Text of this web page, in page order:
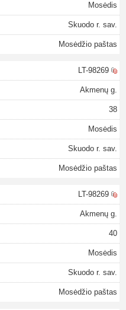
Mosėdis
Skuodo r. sav.
Mosėdžio paštas
LT-98269
Akmenų g.
38
Mosėdis
Skuodo r. sav.
Mosėdžio paštas
LT-98269
Akmenų g.
40
Mosėdis
Skuodo r. sav.
Mosėdžio paštas